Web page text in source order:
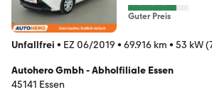
Guter Preis
Unfallfrei • EZ 06/2019 • 69.916 km • 53 kW
Autohero Gmbh - Abholfiliale Essen
45141 Essen